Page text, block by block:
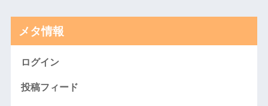
メタ情報
ログイン
投稿フィード